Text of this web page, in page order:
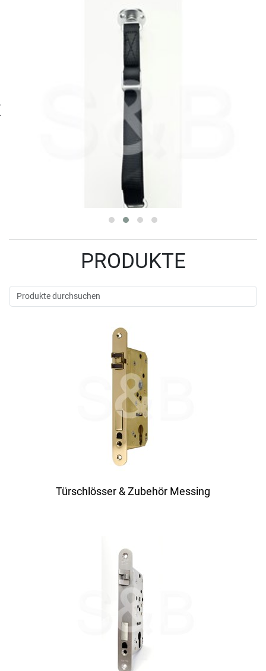
Decksbeschläge
PRODUKTE
Türschlösser & Zubehör Messing